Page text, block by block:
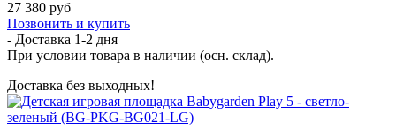
27 380 руб
Позвонить и купить
- Доставка 1-2 дня
При условии товара в наличии (осн. склад).
Доставка без выходных!